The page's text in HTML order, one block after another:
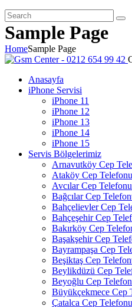
Sample Page
HomeSample Page
Anasayfa
iPhone Servisi
iPhone 11
iPhone 12
iPhone 13
iPhone 14
iPhone 15
Servis Bölgelerimiz
Arnavutköy Cep
Ataköy Cep
Avcılar Cep
Bağcılar Cep
Bahçelievler Cep
Bahçeşehir Cep
Bakırköy Cep
Başakşehir Cep
Bayrampaşa Cep
Beşiktaş Cep
Beylikdüzü Cep
Beyoğlu Cep
Büyükçekmece Cep
Çatalca Cep